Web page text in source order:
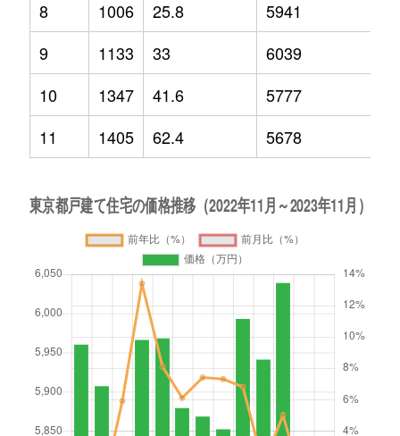
8
1006 25.8 5941
9
1133 33 6039
10
1347 41.6 5777
11
1405 62.4 5678